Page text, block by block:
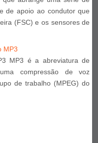
de apoio ao condutor que
(FSC) e os sensores de
MP3
MP3 é a abreviatura de
compressão de voz
de trabalho (MPEG) do